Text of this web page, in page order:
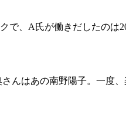
、A氏が働きだしたのは
んはあの南野陽子。一度